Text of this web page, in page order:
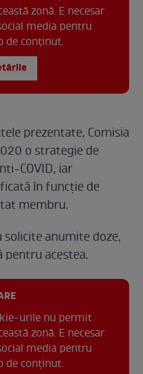
zonă. E necesar
media pentru
de conținut.
prezentate, Comisia
o strategie de
COVID, iar
în funcție de
membru.
anumite doze,
pentru acestea.
urile nu permit
zonă. E necesar
media pentru
de conținut.